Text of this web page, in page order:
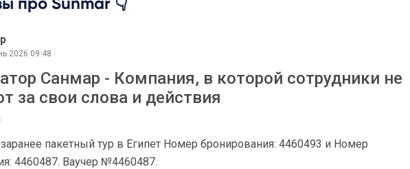
2026 09:48
Санмар - Компания, в которой сотрудники не
за свои слова и действия
пакетный тур в Египет Номер бронирования: 4460493 и Номер
4460487. Ваучер №4460487.